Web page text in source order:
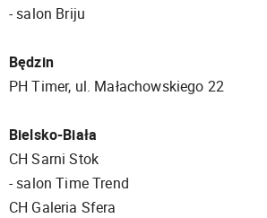
- salon Briju
Będzin
PH Timer, ul. Małachowskiego 22
Bielsko-Biała
CH Sarni Stok
- salon Time Trend
CH Galeria Sfera